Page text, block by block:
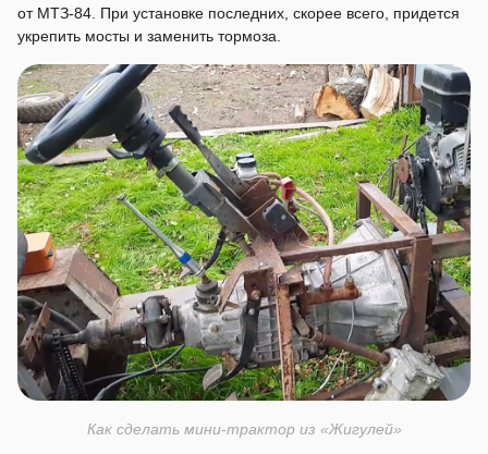
от МТЗ-84. При установке последних, скорее всего, придется
укрепить мосты и заменить тормоза.
Как сделать мини-трактор из «Жигулей»